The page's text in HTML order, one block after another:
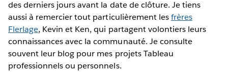
des derniers jours avant la date de clôture. Je tiens
aussi à remercier tout particulièrement lesfrères
Flerlage, Kevin et Ken, qui partagent volontiers leurs
connaissances avec la communauté. Je consulte
souvent leur blog pour mes projets Tableau
professionnels ou personnels.